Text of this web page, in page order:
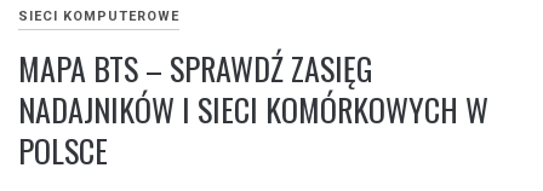
SIECI KOMPUTEROWE
MAPA BTS – SPRAWDŹ ZASIĘG
NADAJNIKÓW I SIECI KOMÓRKOWYCH W
POLSCE